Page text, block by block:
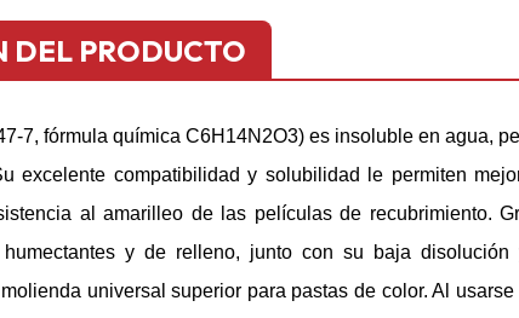
DEL PRODUCTO
7, fórmula química C6H14N2O3) es insoluble en agua,
excelente compatibilidad y solubilidad le permiten
al amarilleo de las películas de recubrimiento.
humectantes y de relleno, junto con su baja
universal superior para pastas de color. Al